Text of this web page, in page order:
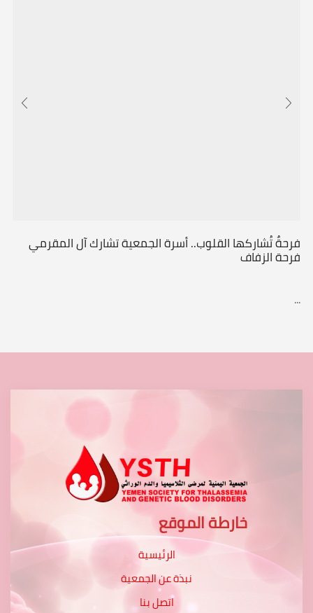
فرحةٌ تُشاركها القلوب.. أسرة الجمعية تشارك آل المقرمي
فرحة الزفاف
...
خارطة الموقع
الرئيسية
نبذة عن الجمعية
اتصل بنا